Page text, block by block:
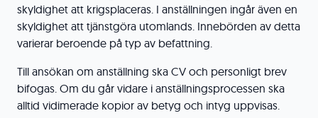
skyldighet att krigsplaceras. I anställningen ingår även en
skyldighet att tjänstgöra utomlands. Innebörden av detta
varierar beroende på typ av befattning.
Till ansökan om anställning ska CV och personligt brev
bifogas. Om du går vidare i anställningsprocessen ska
alltid vidimerade kopior av betyg och intyg uppvisas.